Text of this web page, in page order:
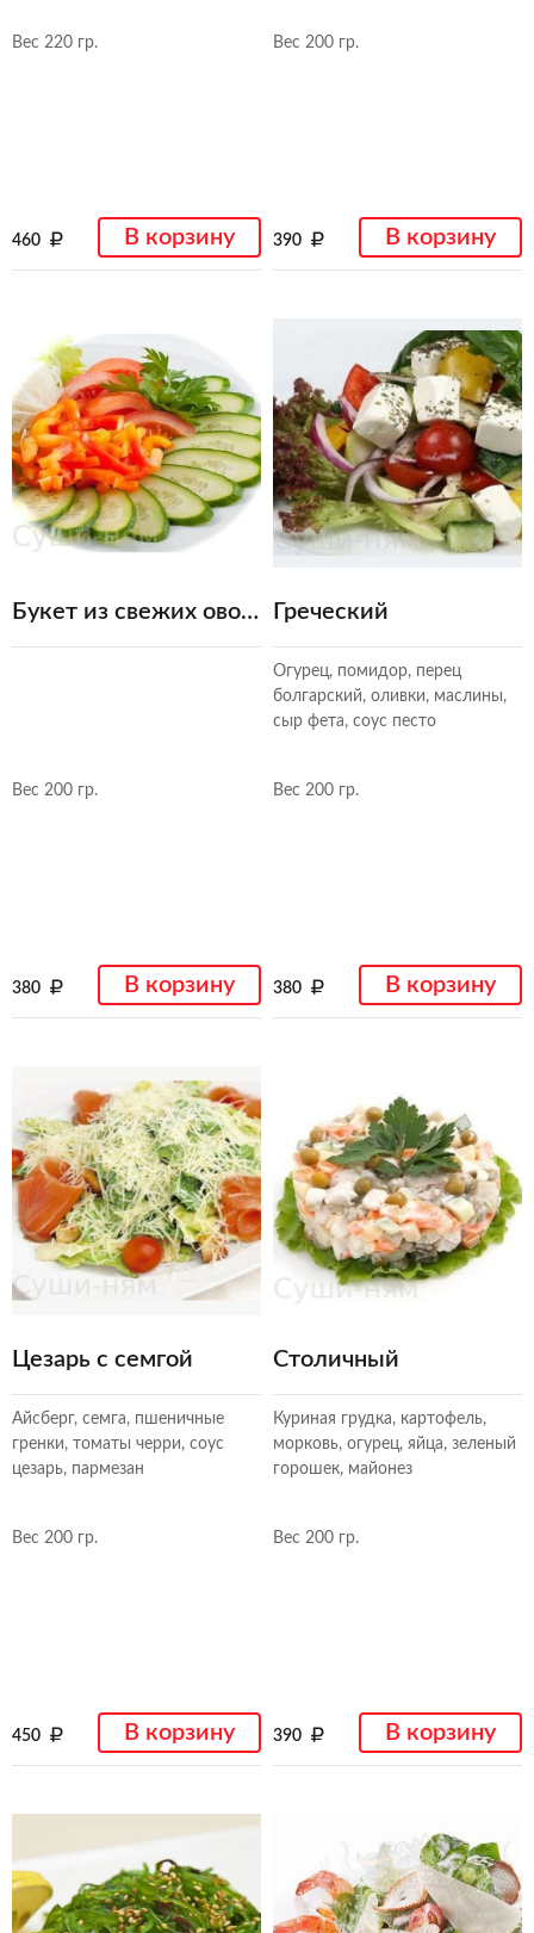
Вес 220 гр.
460 В корзину
Вес 200 гр.
390 В корзину
Букет из свежих овощй
Вес 200 гр.
380 В корзину
Греческий
Огурец, помидор, перец
болгарский, оливки, маслины,
сыр фета, соус песто
Вес 200 гр.
380 В корзину
Цезарь с семгой
Айсберг, семга, пшеничные
гренки, томаты черри, соус
цезарь, пармезан
Вес 200 гр.
450 В корзину
Столичный
Куриная грудка, картофель,
морковь, огурец, яйца, зеленый
горошек, майонез
Вес 200 гр.
390 В корзину